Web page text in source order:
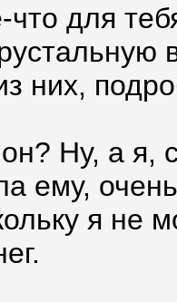
что для
них,
Ну, а я,
ему,
я не